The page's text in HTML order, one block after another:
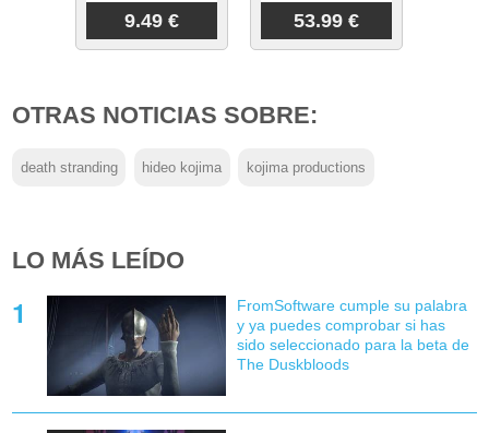
9.49 € 53.99 €
OTRAS NOTICIAS SOBRE:
death stranding hideo kojima kojima productions
LO MÁS LEÍDO
FromSoftware cumple su palabra
y ya puedes comprobar si has
sido seleccionado para la beta de
The Duskbloods